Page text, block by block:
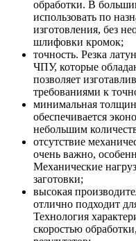
обработки. В
использовать по
изготовления, без
шлифовки кромок;
точность. Резка
ЧПУ, которые
позволяет
требованиями к
минимальная
обеспечивается
небольшим
отсутствие
очень важно,
Механические
заготовки;
высокая
отлично подходит
Технология
скоростью